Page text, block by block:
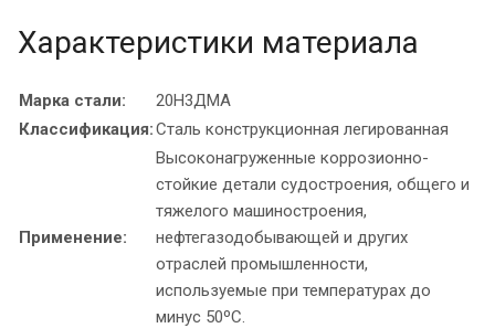
Характеристики материала
Марка стали:
20Н3ДМА
Классификация:Сталь конструкционная легированная
Применение:
Высоконагруженные коррозионно-
стойкие детали судостроения, общего и
тяжелого машиностроения,
нефтегазодобывающей и других
отраслей промышленности,
используемые при температурах до
минус 50ºC.